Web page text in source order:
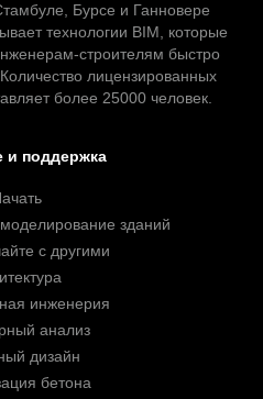
Бурсе и Ганновере
технологии BIM, которые
строителям быстро
лицензированных
более 25000 человек.
и поддержка
зданий
с другими
инженерия
анализ
дизайн
бетона